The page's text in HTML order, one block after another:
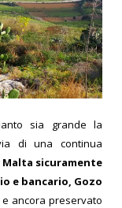
sia grande la
di una continua
Malta sicuramente
e bancario, Gozo
e ancora preservato